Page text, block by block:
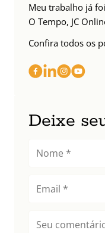
Meu trabalho já
O Tempo, JC
Confira todos os
Deixe